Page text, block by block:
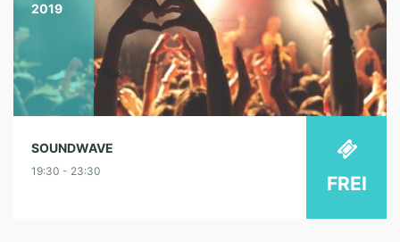
2019
SOUNDWAVE
19:30 - 23:30
FREI